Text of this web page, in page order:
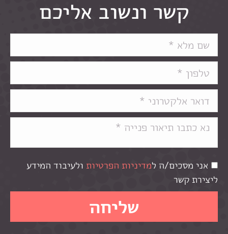
קשר ונשוב אליכם
אני מסכים/ה למדיניות הפרטיות ולעיבוד המידע
ליצירת קשר